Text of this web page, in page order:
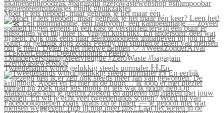
Moet je iets hebben, maar gebruik je het maar één
Tweedehands wordt gelukkig steeds normaler 🙌 En